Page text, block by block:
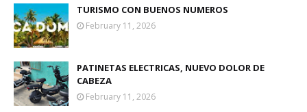
TURISMO CON BUENOS NUMEROS
February 11, 2026
PATINETAS ELECTRICAS, NUEVO DOLOR DE
CABEZA
February 11, 2026